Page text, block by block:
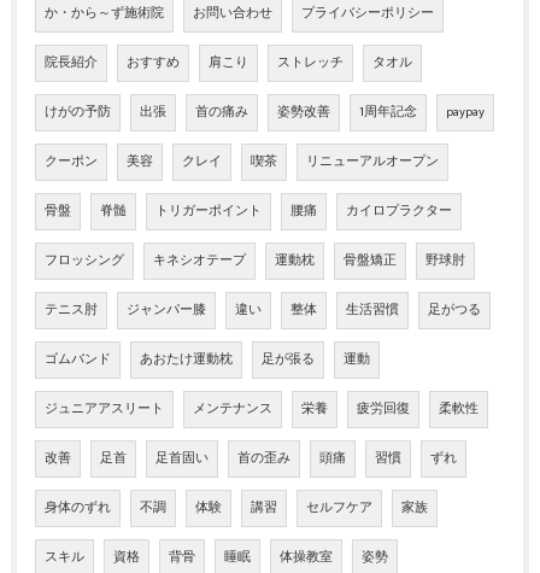
か・から～ず施術院 お問い合わせ プライバシーポリシー
院長紹介 おすすめ 肩こり ストレッチ タオル
けがの予防 出張 首の痛み 姿勢改善 1周年記念 paypay
クーポン 美容 クレイ 喫茶 リニューアルオープン
骨盤 脊髄 トリガーポイント 腰痛 カイロプラクター
フロッシング キネシオテープ 運動枕 骨盤矯正 野球肘
テニス肘 ジャンパー膝 違い 整体 生活習慣 足がつる
ゴムバンド あおたけ運動枕 足が張る 運動
ジュニアアスリート メンテナンス 栄養 疲労回復 柔軟性
改善 足首 足首固い 首の歪み 頭痛 習慣 ずれ
身体のずれ 不調 体験 講習 セルフケア 家族
スキル 資格 背骨 睡眠 体操教室 姿勢